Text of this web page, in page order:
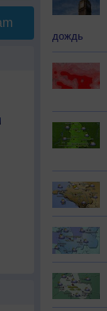
дождь